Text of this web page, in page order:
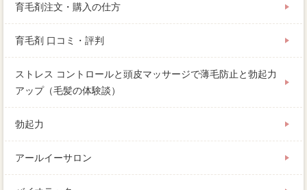
育毛剤注文・購入の仕方
育毛剤 口コミ・評判
ストレス コントロールと頭皮マッサージで薄毛防止と勃起力
アップ（毛髪の体験談）
勃起力
アールイーサロン